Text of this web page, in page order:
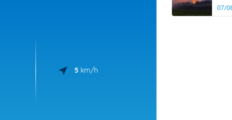
5 km/h
07/